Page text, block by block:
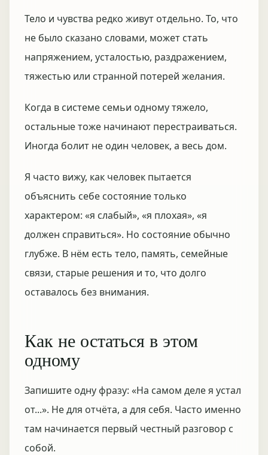
Тело и чувства редко живут отдельно. То, что
не было сказано словами, может стать
напряжением, усталостью, раздражением,
тяжестью или странной потерей желания.
Когда в системе семьи одному тяжело,
остальные тоже начинают перестраиваться.
Иногда болит не один человек, а весь дом.
Я часто вижу, как человек пытается
объяснить себе состояние только
характером: «я слабый», «я плохая», «я
должен справиться». Но состояние обычно
глубже. В нём есть тело, память, семейные
связи, старые решения и то, что долго
оставалось без внимания.
Как не остаться в этом
одному
Запишите одну фразу: «На самом деле я устал
от...». Не для отчёта, а для себя. Часто именно
там начинается первый честный разговор с
собой.